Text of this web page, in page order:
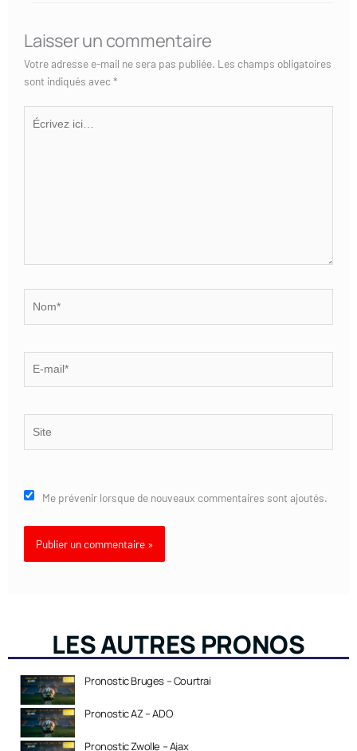
Laisser un commentaire
Votre adresse e-mail ne sera pas publiée. Les champs obligatoires
sont indiqués avec*
Écrivez
ici…
mail*
Me prévenir lorsque de nouveaux commentaires sont ajoutés.
LES AUTRES PRONOS
Pronostic Bruges – Courtrai
Pronostic AZ – ADO
Pronostic Zwolle – Ajax